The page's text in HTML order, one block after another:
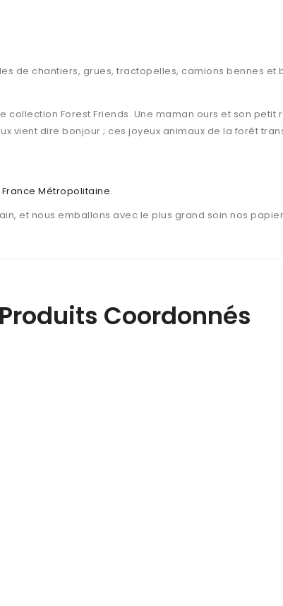
de chantiers, grues, tractopelles, camions bennes et
Forest Friends. Une maman ours et son
vient dire bonjour ; ces joyeux animaux de la forêt
Métropolitaine.
et nous emballons avec le plus grand soin nos
Produits Coordonnés